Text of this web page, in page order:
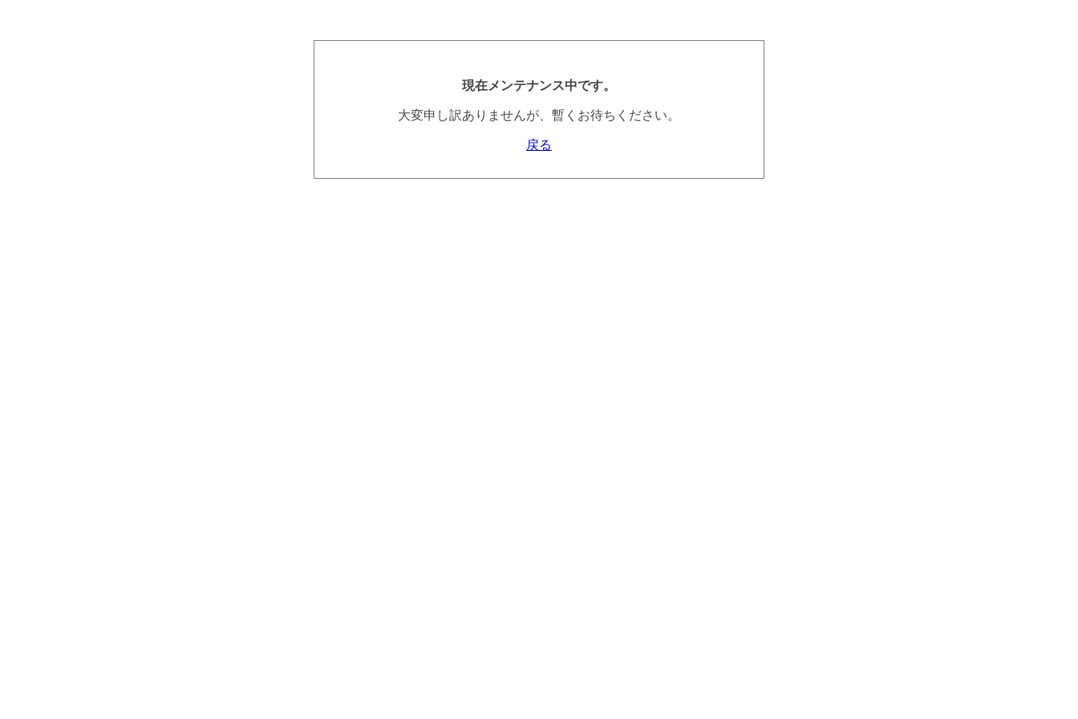
現在メンテナンス中です。
大変申し訳ありませんが、暫くお待ちください。
戻る